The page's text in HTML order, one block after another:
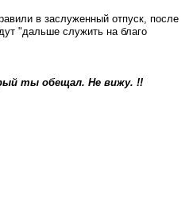
в заслуженный отпуск, после
"дальше служить на благо
ты обещал. Не вижу. !!